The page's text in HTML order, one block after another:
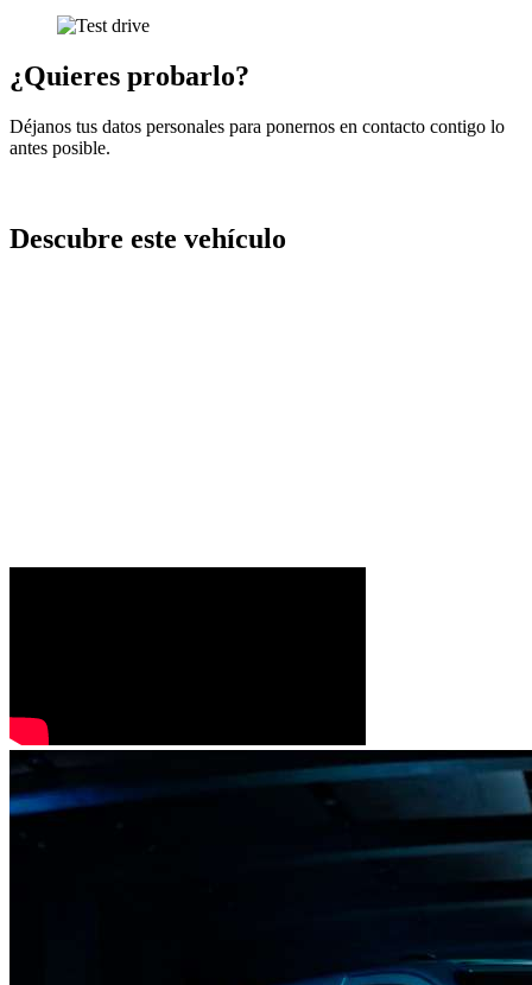
¿Quieres probarlo?
Déjanos tus datos personales para ponernos en contacto contigo lo
antes posible.
Descubre este vehículo